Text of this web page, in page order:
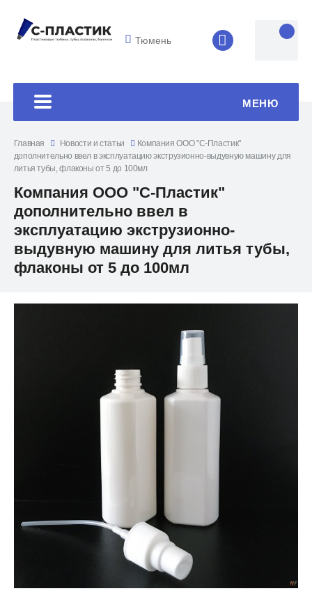
Тюмень 8 (4852) 33-
МЕНЮ
Главная Новости и статьи
Компания ООО "С-Пластик"
дополнительно ввел в эксплуатацию экструзионно-выдувную машину для
литья тубы, флаконы от 5 до 100мл
Компания ООО "С-Пластик"
дополнительно ввел в
эксплуатацию экструзионно-
выдувную машину для литья тубы,
флаконы от 5 до 100мл